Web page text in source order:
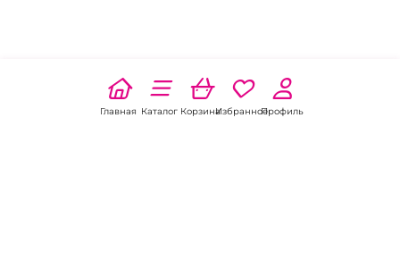
Главная Каталог КорзинаИзбранноеПрофиль